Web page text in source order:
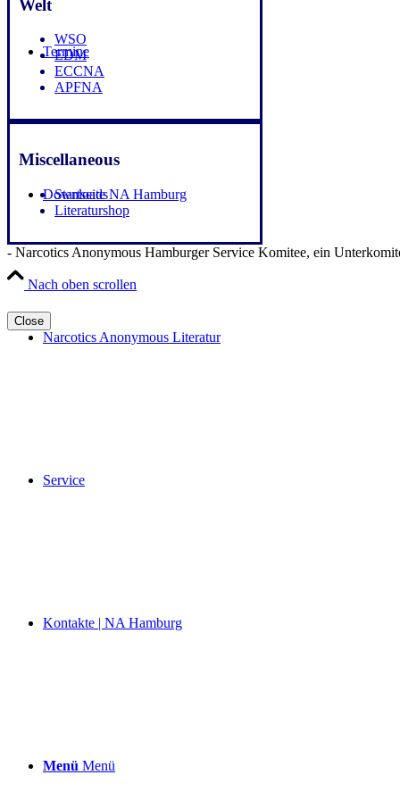
Termine
Downloads
Narcotics Anonymous Literatur
Service
Kontakte | NA Hamburg
Menü Menü
Welt
WSO
EDM
ECCNA
APFNA
Miscellaneous
Startseite NA Hamburg
Literaturshop
- Narcotics Anonymous Hamburger Service Komitee, ein
Nach oben scrollen
Close